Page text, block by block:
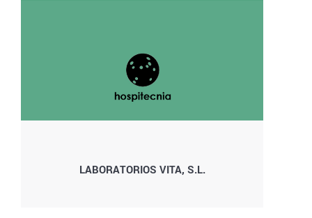
LABORATORIOS VITA, S.L.